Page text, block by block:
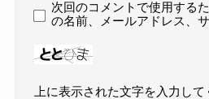
次回のコメントで使用する
の名前、メールアドレス、
上に表示された文字を入力して